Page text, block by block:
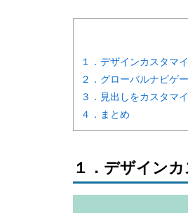
１．デザインカスタマ
２．グローバルナビゲ
３．見出しをカスタマ
４．まとめ
１．デザイン